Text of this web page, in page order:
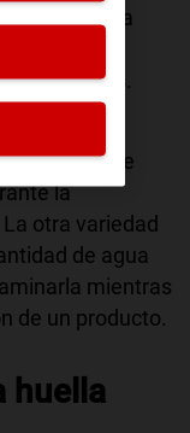
agua forma
seres vivos.
canales de
la
otra variedad
de agua
mientras
de un producto.
huella